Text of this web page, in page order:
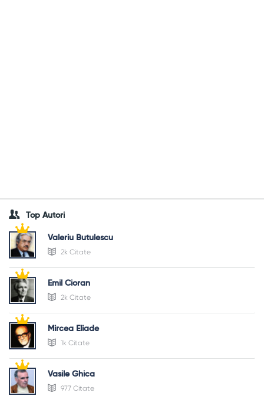
Top Autori
Valeriu Butulescu
2k Citate
Emil Cioran
2k Citate
Mircea Eliade
1k Citate
Vasile Ghica
977 Citate